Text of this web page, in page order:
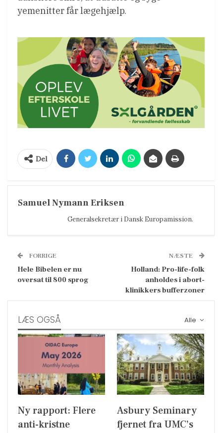
yemenitter får lægehjælp.
Del
Samuel Nymann Eriksen
Generalsekretær i Dansk Europamission.
FORRIGE
Hele Bibelen er nu
oversat til 800 sprog
NÆSTE
Holland: Pro-life-folk
anholdes i abort-
klinikkers bufferzoner
Alle
LÆS OGSÅ
Ny rapport: Flere
anti-kristne
Asbury Seminary
fjernet fra UMC’s